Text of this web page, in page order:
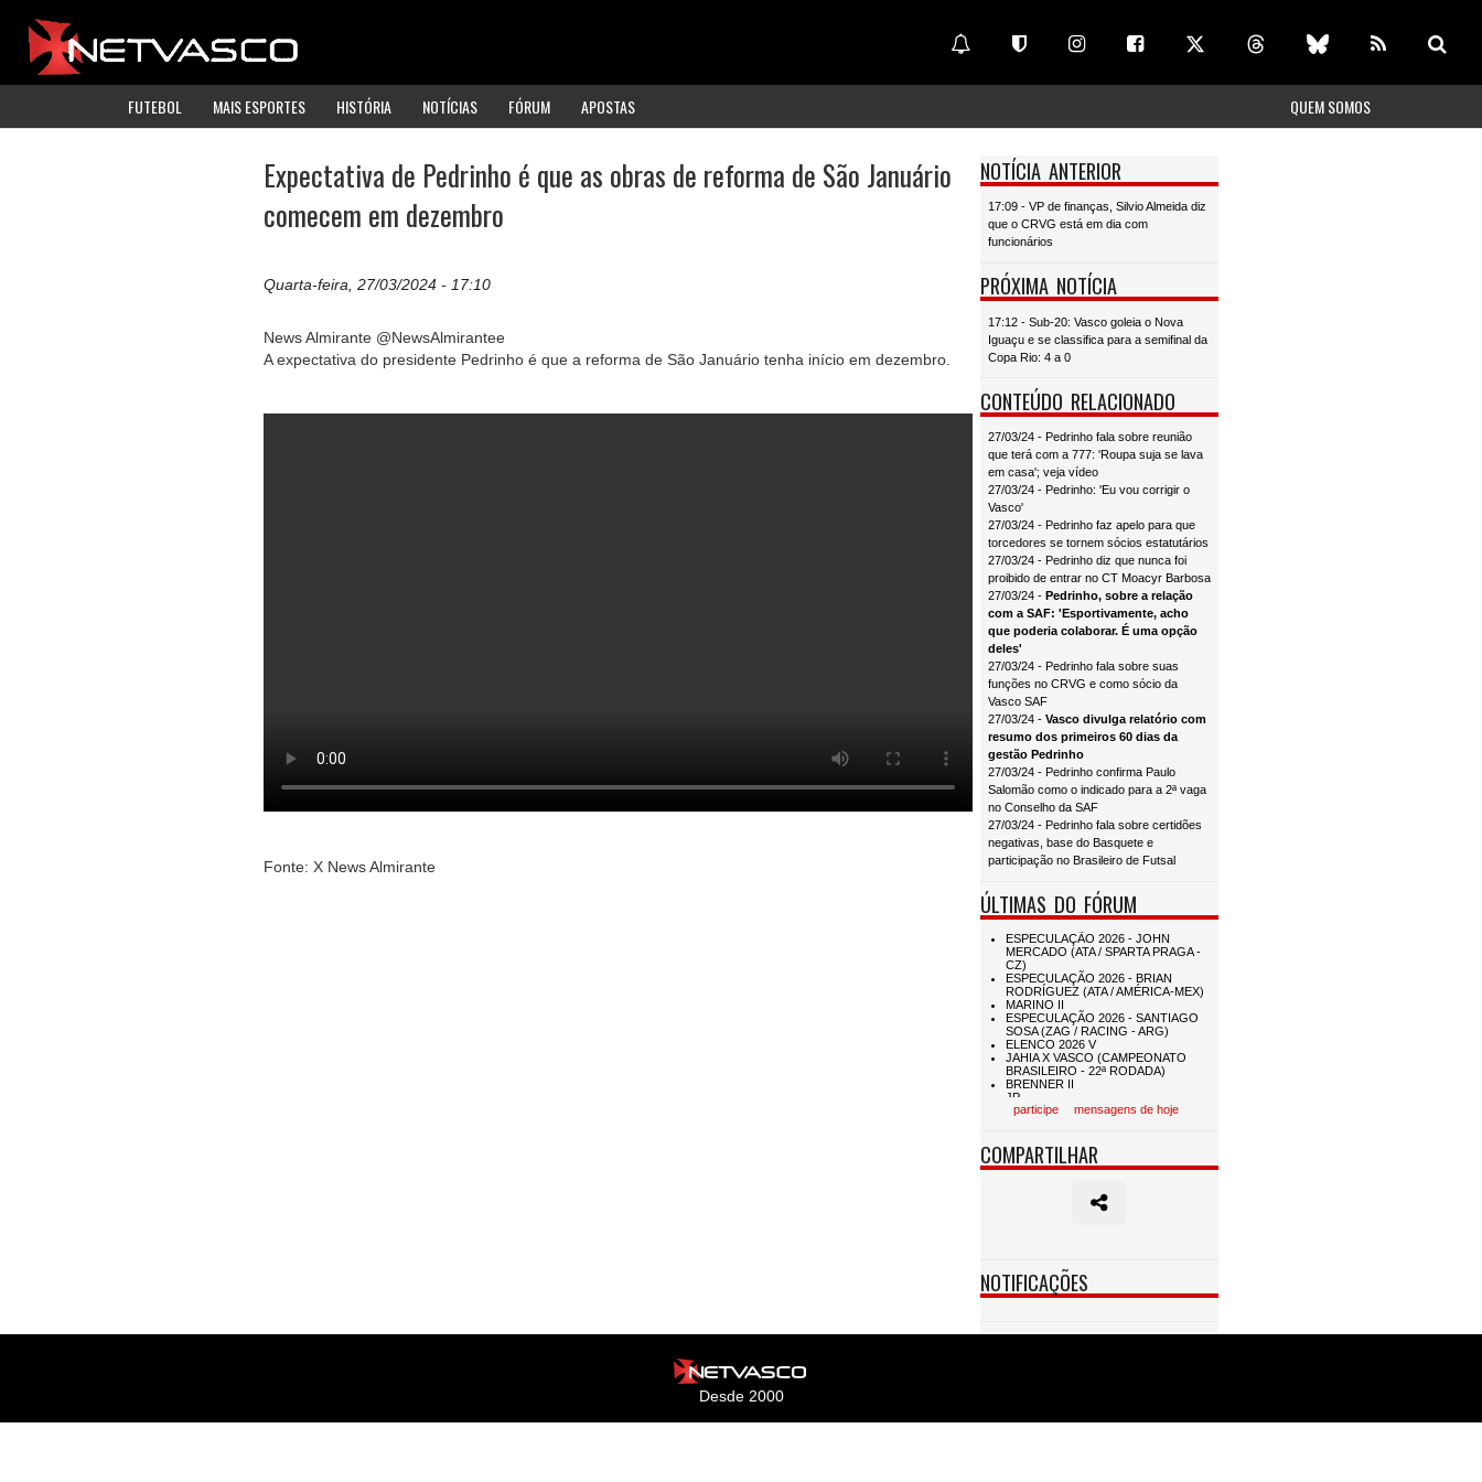
FUTEBOL MAIS ESPORTES HISTÓRIA NOTÍCIAS FÓRUM APOSTAS QUEM SOMOS
Expectativa de Pedrinho é que as obras de reforma de São Januário
comecem em dezembro
Quarta-feira, 27/03/2024 - 17:10
News Almirante @NewsAlmirantee
A expectativa do presidente Pedrinho é que a reforma de São Januário tenha início em dezembro.
Fonte: X News Almirante
NOTÍCIA ANTERIOR
17:09 - VP de finanças, Silvio Almeida diz
que o CRVG está em dia com
funcionários
PRÓXIMA NOTÍCIA
17:12 - Sub-20: Vasco goleia o Nova
Iguaçu e se classifica para a semifinal da
Copa Rio: 4 a 0
CONTEÚDO RELACIONADO
27/03/24 - Pedrinho fala sobre reunião
que terá com a 777: 'Roupa suja se lava
em casa'; veja vídeo
27/03/24 - Pedrinho: 'Eu vou corrigir o
Vasco'
27/03/24 - Pedrinho faz apelo para que
torcedores se tornem sócios estatutários
27/03/24 - Pedrinho diz que nunca foi
proibido de entrar no CT Moacyr Barbosa
27/03/24 - Pedrinho, sobre a relação
com a SAF: 'Esportivamente, acho
que poderia colaborar. É uma opção
deles'
27/03/24 - Pedrinho fala sobre suas
funções no CRVG e como sócio da
Vasco SAF
27/03/24 - Vasco divulga relatório com
resumo dos primeiros 60 dias da
gestão Pedrinho
27/03/24 - Pedrinho confirma Paulo
Salomão como o indicado para a 2ª vaga
no Conselho da SAF
27/03/24 - Pedrinho fala sobre certidões
negativas, base do Basquete e
participação no Brasileiro de Futsal
ÚLTIMAS DO FÓRUM
participe mensagens de hoje
COMPARTILHAR
NOTIFICAÇÕES
Desde 2000